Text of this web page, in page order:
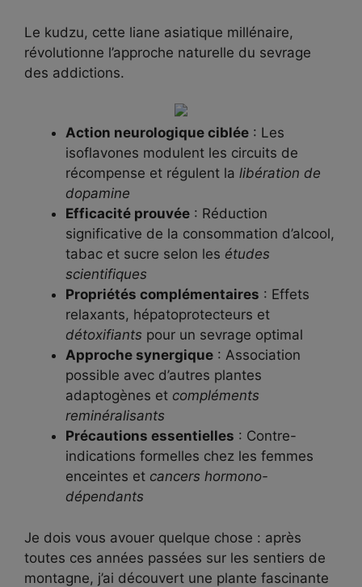
Le kudzu, cette liane asiatique millénaire,
révolutionne l’approche naturelle du sevrage
des addictions.
Action neurologique ciblée : Les
isoflavones modulent les circuits de
récompense et régulent la libération de
dopamine
Efficacité prouvée : Réduction
significative de la consommation d’alcool,
tabac et sucre selon les études
scientifiques
Propriétés complémentaires : Effets
relaxants, hépatoprotecteurs et
détoxifiants pour un sevrage optimal
Approche synergique : Association
possible avec d’autres plantes
adaptogènes et compléments
reminéralisants
Précautions essentielles : Contre-
indications formelles chez les femmes
enceintes et cancers hormono-
dépendants
Je dois vous avouer quelque chose : après
toutes ces années passées sur les sentiers de
montagne, j’ai découvert une plante fascinante